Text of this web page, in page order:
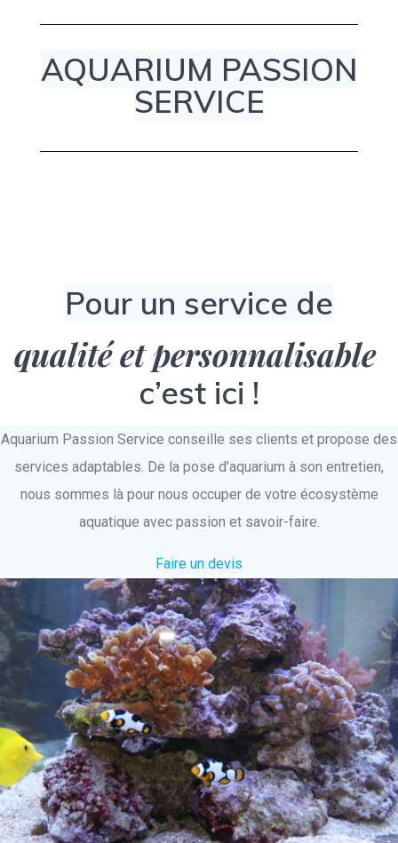
AQUARIUM PASSION
SERVICE
Pour un service de
qualité et personnalisable
c’est ici !
Aquarium Passion Service conseille ses clients et propose des
services adaptables. De la pose d’aquarium à son entretien,
nous sommes là pour nous occuper de votre écosystème
aquatique avec passion et savoir-faire.
Faire un devis